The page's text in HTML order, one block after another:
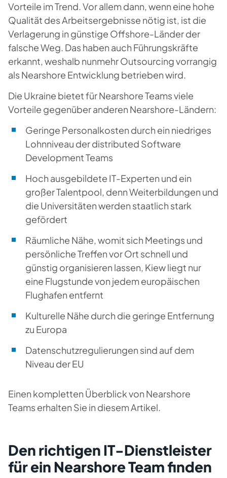
Vorteile im Trend. Vor allem dann, wenn eine hohe
Qualität des Arbeitsergebnisse nötig ist, ist die
Verlagerung in günstige Offshore-Länder der
falsche Weg. Das haben auch Führungskräfte
erkannt, weshalb nunmehr Outsourcing vorrangig
als Nearshore Entwicklung betrieben wird.
Die Ukraine bietet für Nearshore Teams viele
Vorteile gegenüber anderen Nearshore-Ländern:
Geringe Personalkosten durch ein niedriges
Lohnniveau der distributed Software
Development Teams
Hoch ausgebildete IT-Experten und ein
großer Talentpool, denn Weiterbildungen und
die Universitäten werden staatlich stark
gefördert
Räumliche Nähe, womit sich Meetings und
persönliche Treffen vor Ort schnell und
günstig organisieren lassen, Kiew liegt nur
eine Flugstunde von jedem europäischen
Flughafen entfernt
Kulturelle Nähe durch die geringe Entfernung
zu Europa
Datenschutzregulierungen sind auf dem
Niveau der EU
Einen kompletten Überblick von Nearshore
Teams erhalten Sie in diesem Artikel.
Den richtigen IT-Dienstleister
für ein Nearshore Team finden